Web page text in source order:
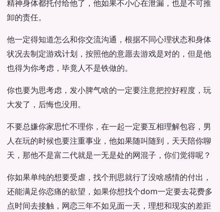
精神身体都托付给他了，他如果不小心在泄漏，也是不可推
卸的责任。
他一定得知道怎么和你交流沟通，根据不同心理状态和身体
状况去制定游戏计划，按照他的意愿去游戏是对的，但是他
也得为你考虑，毕竟人不是铁做的。
你也要为思考虑，发小脾气啥的一定要注意把控好程度，玩
大发了，后悔也没用。
不要总嫌你家思忙不理你，在一起一定要互相理解包容，男
人在玩的时候也要注重事业，他如果随叫随到，天天陪你聊
天，那他不是富二代就是一无是处的网混子，你们觉得呢？
你如果单纯的想要受虐，找个刑思就行了没啥感情的付出，
还能满足你恋痛的欲望，如果你想找个dom一定要去花费多
点时间去接触，网恋三年不如见面一天，理想和现实的差距